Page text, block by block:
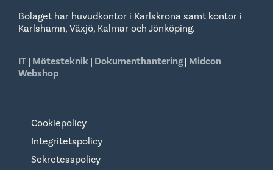
Bolaget har huvudkontor i Karlskrona samt kontor i
Karlshamn, Växjö, Kalmar och Jönköping.
IT | Mötesteknik | Dokumenthantering| Midcon
Webshop
Cookiepolicy
Integritetspolicy
Sekretesspolicy